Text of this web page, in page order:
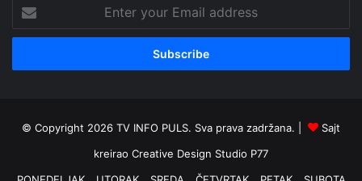
your
Email
© Copyright 2026 TV INFO PULS. Sva prava zadržana. |
Sajt
kreirao Creative Design Studio P77